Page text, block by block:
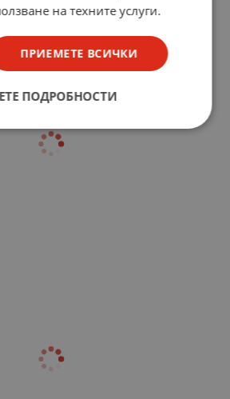
на техните услуги.
ПРИЕМЕТЕ ВСИЧКИ
ПОДРОБНОСТИ